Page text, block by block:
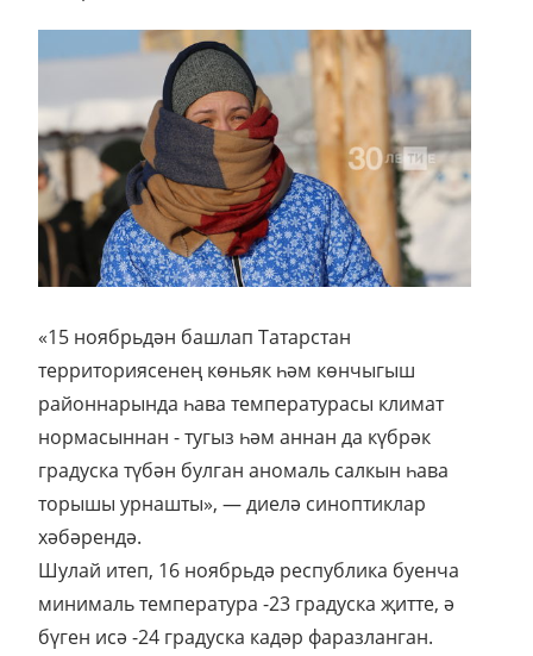
«15 ноябрьдән башлап Татарстан
территориясенең көньяк һәм көнчыгыш
районнарында һава температурасы климат
нормасыннан - тугыз һәм аннан да күбрәк
градуска түбән булган аномаль салкын һава
торышы урнашты», — диелә синоптиклар
хәбәрендә.
Шулай итеп, 16 ноябрьдә республика буенча
минималь температура -23 градуска җитте, ә
бүген исә -24 градуска кадәр фаразланган.